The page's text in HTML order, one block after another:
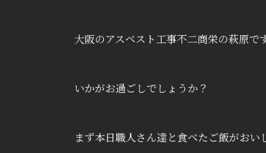
大阪のアスベスト工事不二商栄の萩原で
いかがお過ごしでしょうか？
まず本日職人さん達と食べたご飯がお